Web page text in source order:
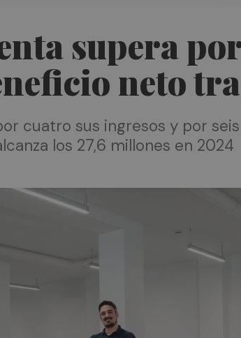
supera
neto
cuatro sus ingresos y por
los 27,6 millones en 2024